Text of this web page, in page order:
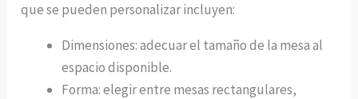
que se pueden personalizar incluyen:
Dimensiones: adecuar el tamaño de la mesa al
espacio disponible.
Forma: elegir entre mesas rectangulares,